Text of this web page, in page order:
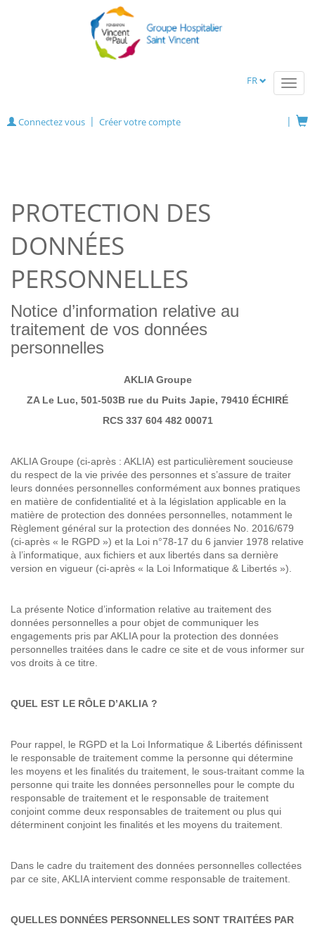
FR
Connectez vous Créer votre compte
PROTECTION DES
DONNÉES
PERSONNELLES
Notice d’information relative au
traitement de vos données
personnelles
AKLIA Groupe
ZA Le Luc, 501-503B rue du Puits Japie, 79410 ÉCHIRÉ
RCS 337 604 482 00071
AKLIA Groupe (ci-après : AKLIA) est particulièrement soucieuse
du respect de la vie privée des personnes et s’assure de traiter
leurs données personnelles conformément aux bonnes pratiques
en matière de confidentialité et à la législation applicable en la
matière de protection des données personnelles, notamment le
Règlement général sur la protection des données No. 2016/679
(ci-après « le RGPD ») et la Loi n°78-17 du 6 janvier 1978 relative
à l’informatique, aux fichiers et aux libertés dans sa dernière
version en vigueur (ci-après « la Loi Informatique & Libertés »).
La présente Notice d’information relative au traitement des
données personnelles a pour objet de communiquer les
engagements pris par AKLIA pour la protection des données
personnelles traitées dans le cadre ce site et de vous informer sur
vos droits à ce titre.
QUEL EST LE RÔLE D’AKLIA ?
Pour rappel, le RGPD et la Loi Informatique & Libertés définissent
le responsable de traitement comme la personne qui détermine
les moyens et les finalités du traitement, le sous-traitant comme la
personne qui traite les données personnelles pour le compte du
responsable de traitement et le responsable de traitement
conjoint comme deux responsables de traitement ou plus qui
déterminent conjoint les finalités et les moyens du traitement.
Dans le cadre du traitement des données personnelles collectées
par ce site, AKLIA intervient comme responsable de traitement.
QUELLES DONNÉES PERSONNELLES SONT TRAITÉES PAR